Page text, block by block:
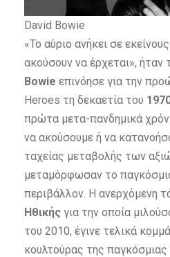
David Bowie
«Το αύριο ανήκει σε
ακούσουν να έρχεται», ήταν
Bowie επινόησε για την
Heroes τη δεκαετία του
πρώτα μετα-πανδημικά
να ακούσουμε ή να
ταχείας μεταβολής των
μεταμόρφωσαν το
περιβάλλον. Η ανερχόμενη
Ηθικής για την οποία
του 2010, έγινε τελικά
κουλτούρας της παγκόσμιας